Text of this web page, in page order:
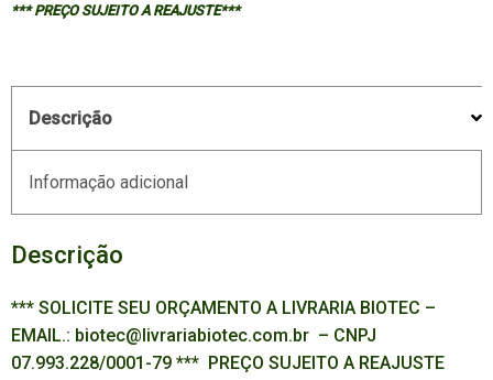
*** PREÇO SUJEITO A REAJUSTE***
Descrição
Informação adicional
Descrição
*** SOLICITE SEU ORÇAMENTO A LIVRARIA BIOTEC –
EMAIL.: biotec@livrariabiotec.com.br – CNPJ
07.993.228/0001-79 *** PREÇO SUJEITO A REAJUSTE